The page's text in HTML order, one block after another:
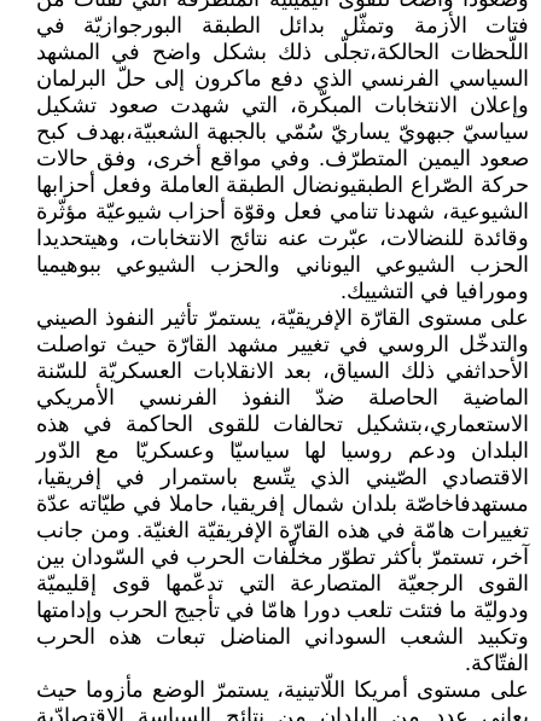
فتات الأزمة وتمثّل بدائل الطبقة البورجوازيّة في
اللّحظات الحالكة،تجلّى ذلك بشكل واضح في المشهد
السياسي الفرنسي الذي دفع ماكرون إلى حلّ البرلمان
وإعلان الانتخابات المبكّرة، التي شهدت صعود تشكيل
سياسيّ جبهويّ يساريّ سُمّي بالجبهة الشعبيّة،بهدف كبح
صعود اليمين المتطرّف. وفي مواقع أخرى، وفق حالات
حركة الصّراع الطبقيونضال الطبقة العاملة وفعل أحزابها
الشيوعية، شهدنا تنامي فعل وقوّة أحزاب شيوعيّة مؤثّرة
وقائدة للنضالات، عبّرت عنه نتائج الانتخابات، وهيتحديدا
الحزب الشيوعي اليوناني والحزب الشيوعي ببوهيميا
ومورافيا في التشييك.
على مستوى القارّة الإفريقيّة، يستمرّ تأثير النفوذ الصيني
والتدخّل الروسي في تغيير مشهد القارّة حيث تواصلت
الأحداثفي ذلك السياق، بعد الانقلابات العسكريّة للسّنة
الماضية الحاصلة ضدّ النفوذ الفرنسي الأمريكي
الاستعماري،بتشكيل تحالفات للقوى الحاكمة في هذه
البلدان ودعم روسيا لها سياسيّا وعسكريّا مع الدّور
الاقتصادي الصّيني الذي يتّسع باستمرار في إفريقيا،
مستهدفاخاصّة بلدان شمال إفريقيا، حاملا في طيّاته عدّة
تغييرات هامّة في هذه القارّة الإفريقيّة الغنيّة. ومن جانب
آخر، تستمرّ بأكثر تطوّر مخلّفات الحرب في السّودان بين
القوى الرجعيّة المتصارعة التي تدعّمها قوى إقليميّة
ودوليّة ما فتئت تلعب دورا هامّا في تأجيج الحرب وإدامتها
وتكبيد الشعب السوداني المناضل تبعات هذه الحرب
الفتّاكة.
على مستوى أمريكا اللّاتينية، يستمرّ الوضع مأزوما حيث